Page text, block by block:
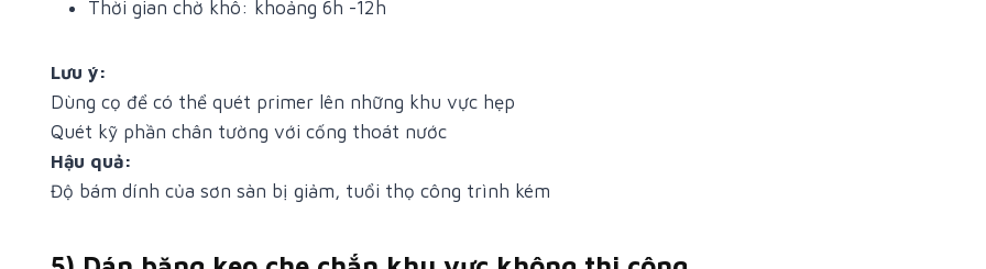
Thời gian chờ khô: khoảng 6h -12h
Lưu ý:
Dùng cọ để có thể quét primer lên những khu vực hẹp
Quét kỹ phần chân tường với cống thoát nước
Hậu quả:
Độ bám dính của sơn sàn bị giảm, tuổi thọ công trình kém